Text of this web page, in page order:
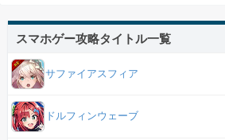
スマホゲー攻略タイトル一覧
サファイアスフィア
ドルフィンウェーブ